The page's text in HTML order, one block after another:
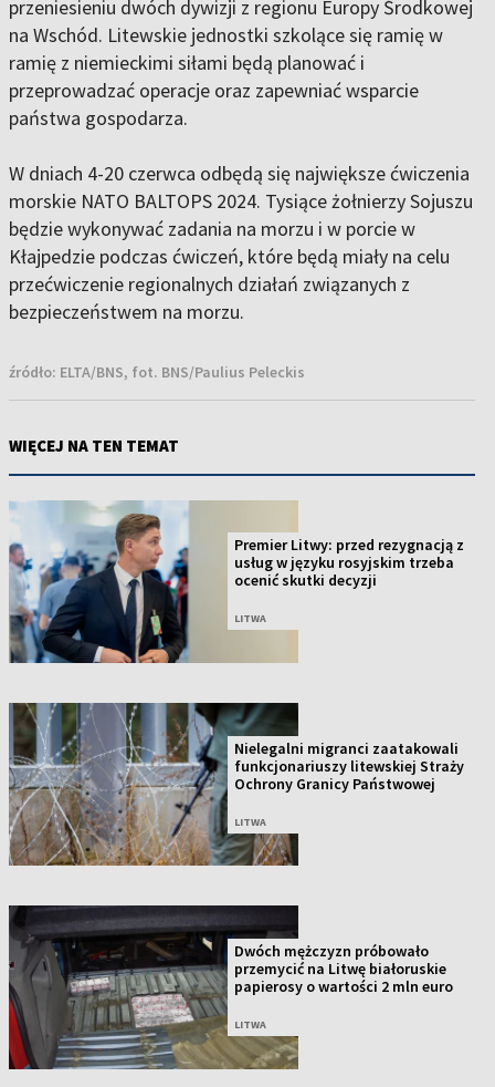
przeniesieniu dwóch dywizji z regionu Europy Środkowej
na Wschód. Litewskie jednostki szkolące się ramię w
ramię z niemieckimi siłami będą planować i
przeprowadzać operacje oraz zapewniać wsparcie
państwa gospodarza.
W dniach 4-20 czerwca odbędą się największe ćwiczenia
morskie NATO BALTOPS 2024. Tysiące żołnierzy Sojuszu
będzie wykonywać zadania na morzu i w porcie w
Kłajpedzie podczas ćwiczeń, które będą miały na celu
przećwiczenie regionalnych działań związanych z
bezpieczeństwem na morzu.
źródło: ELTA/BNS, fot. BNS/Paulius Peleckis
WIĘCEJ NA TEN TEMAT
Premier Litwy: przed rezygnacją z
usług w języku rosyjskim trzeba
ocenić skutki decyzji
LITWA
Nielegalni migranci zaatakowali
funkcjonariuszy litewskiej Straży
Ochrony Granicy Państwowej
LITWA
Dwóch mężczyzn próbowało
przemycić na Litwę białoruskie
papierosy o wartości 2 mln euro
LITWA